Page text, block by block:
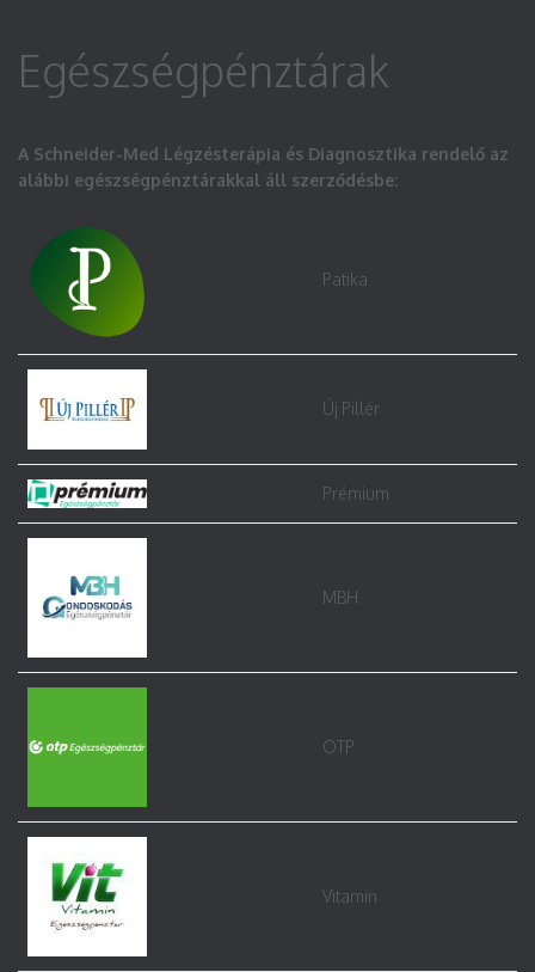
Egészségpénztárak
A Schneider-Med Légzésterápia és Diagnosztika rendelő az
alábbi egészségpénztárakkal áll szerződésbe:
Patika
Új Pillér
Prémium
MBH
OTP
Vitamin